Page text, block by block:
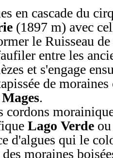
en cascade du
(1897 m) avec
le Ruisseau
entre les
et s'engage
de
.
cordons
Lago Verde
d'algues qui le
moraines